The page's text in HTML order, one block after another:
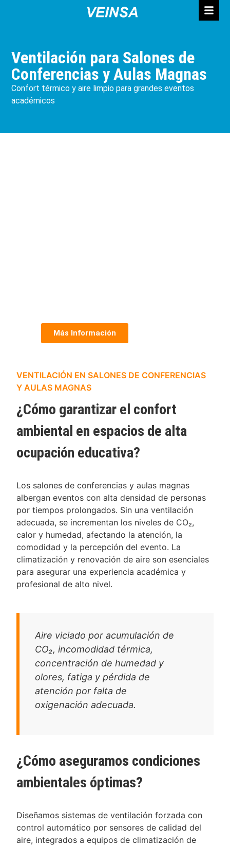
Ventilación para Salones de
Conferencias y Aulas Magnas
Confort térmico y aire limpio para grandes eventos
académicos
Más Información
VENTILACIÓN EN SALONES DE CONFERENCIAS
Y AULAS MAGNAS
¿Cómo garantizar el confort
ambiental en espacios de alta
ocupación educativa?
Los salones de conferencias y aulas magnas
albergan eventos con alta densidad de personas
por tiempos prolongados. Sin una ventilación
adecuada, se incrementan los niveles de CO₂,
calor y humedad, afectando la atención, la
comodidad y la percepción del evento. La
climatización y renovación de aire son esenciales
para asegurar una experiencia académica y
profesional de alto nivel.
Aire viciado por acumulación de
CO₂, incomodidad térmica,
concentración de humedad y
olores, fatiga y pérdida de
atención por falta de
oxigenación adecuada.
¿Cómo aseguramos condiciones
ambientales óptimas?
Diseñamos sistemas de ventilación forzada con
control automático por sensores de calidad del
aire, integrados a equipos de climatización de